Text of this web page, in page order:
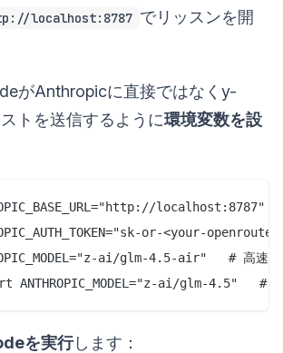
localhost:8787 でリッスンを開
がAnthropicに直接ではなくy-
トを送信するように環境変数を設
localhost:8787"
or-<your-
ai/glm-4.5-air"   # 高速で
を実行します：